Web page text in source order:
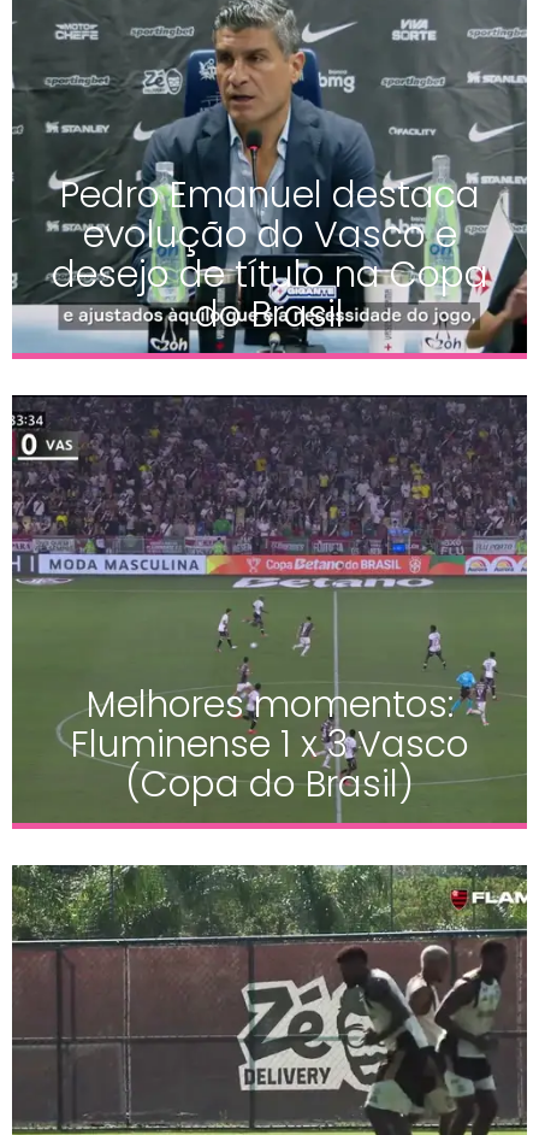
Pedro Emanuel destaca
evolução do Vasco e
desejo de título na Copa
do Brasil
Melhores momentos:
Fluminense 1 x 3 Vasco
(Copa do Brasil)